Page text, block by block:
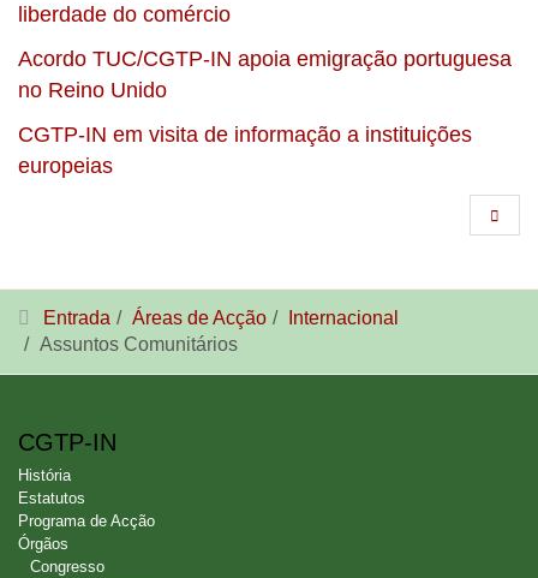
liberdade do comércio
Acordo TUC/CGTP-IN apoia emigração portuguesa
no Reino Unido
CGTP-IN em visita de informação a instituições
europeias
Entrada Áreas de Acção
Internacional
Assuntos Comunitários
CGTP-IN
História
Estatutos
Programa de Acção
Órgãos
Congresso